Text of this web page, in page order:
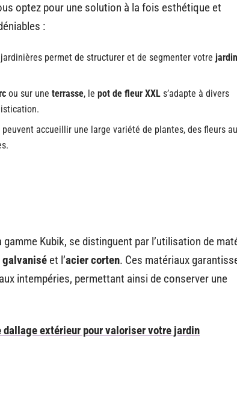
optez pour une solution à la fois esthétique et
:
permet de structurer et de segmenter votre jardin
ou sur une terrasse, le pot de fleur XXL s’adapte à divers
accueillir une large variété de plantes, des fleurs
Kubik, se distinguent par l’utilisation de
et l’acier corten. Ces matériaux
intempéries, permettant ainsi de conserver une
extérieur pour valoriser votre jardin